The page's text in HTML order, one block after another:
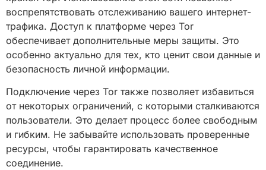
воспрепятствовать отслеживанию вашего интернет-
трафика. Доступ к платформе через Tor
обеспечивает дополнительные меры защиты. Это
особенно актуально для тех, кто ценит свои данные и
безопасность личной информации.
Подключение через Tor также позволяет избавиться
от некоторых ограничений, с которыми сталкиваются
пользователи. Это делает процесс более свободным
и гибким. Не забывайте использовать проверенные
ресурсы, чтобы гарантировать качественное
соединение.